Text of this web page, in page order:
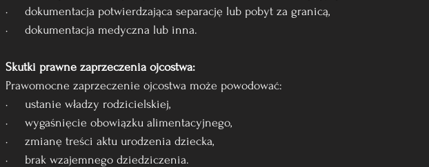
·     dokumentacja potwierdzająca separację lub pobyt za granicą,
·     dokumentacja medyczna lub inna.
Skutki prawne zaprzeczenia ojcostwa:
Prawomocne zaprzeczenie ojcostwa może powodować:
·     ustanie władzy rodzicielskiej,
·     wygaśnięcie obowiązku alimentacyjnego,
·     zmianę treści aktu urodzenia dziecka,
·     brak wzajemnego dziedziczenia.